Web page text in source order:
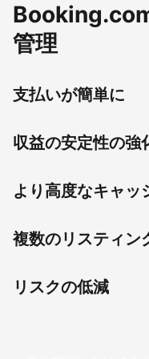
管理
支払いが簡単に
収益の安定性の強
より高度なキャッ
複数のリスティン
リスクの低減